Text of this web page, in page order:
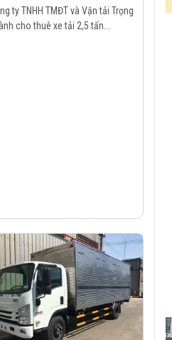
ty TNHH TMĐT và Vận tải Trọng
cho thuê xe tải 2,5 tấn...